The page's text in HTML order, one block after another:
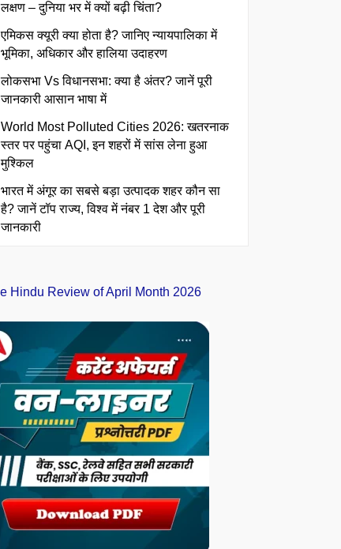
लक्षण – दुनिया भर में क्यों बढ़ी चिंता?
एमिकस क्यूरी क्या होता है? जानिए न्यायपालिका में
भूमिका, अधिकार और हालिया उदाहरण
लोकसभा Vs विधानसभा: क्या है अंतर? जानें पूरी
जानकारी आसान भाषा में
World Most Polluted Cities 2026: खतरनाक
स्तर पर पहुंचा AQI, इन शहरों में सांस लेना हुआ
मुश्किल
भारत में अंगूर का सबसे बड़ा उत्पादक शहर कौन सा
है? जानें टॉप राज्य, विश्व में नंबर 1 देश और पूरी
जानकारी